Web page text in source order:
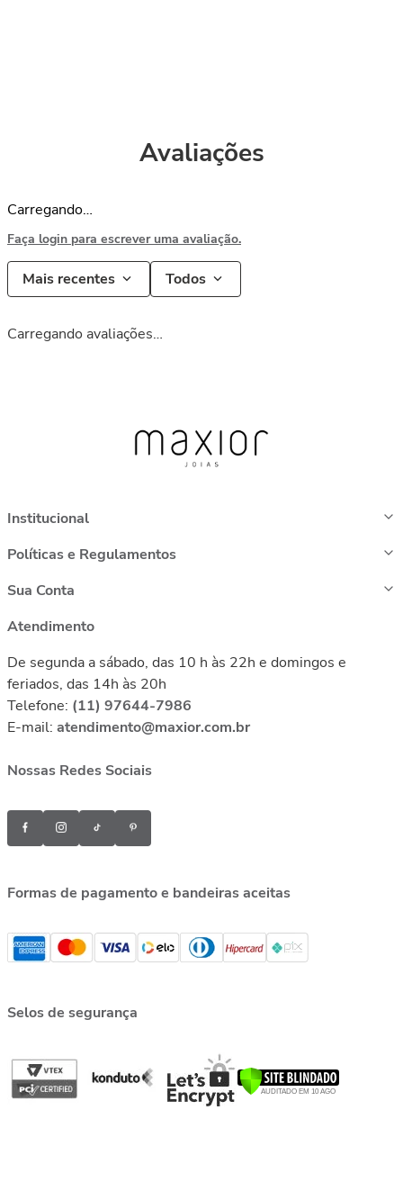
Avaliações
Carregando…
Faça login para escrever uma avaliação.
Mais recentes Todos
Carregando avaliações…
Institucional
Políticas e Regulamentos
Sua Conta
Atendimento
De segunda a sábado, das 10 h às 22h e domingos e
feriados, das 14h às 20h
Telefone: (11) 97644-7986
E-mail: atendimento@maxior.com.br
Nossas Redes Sociais
Formas de pagamento e bandeiras aceitas
Selos de segurança